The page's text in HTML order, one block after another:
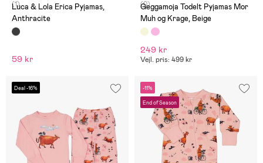
(1)
Luca & Lola Erica Pyjamas,
Anthracite
59 kr
(0)
Geggamoja Todelt Pyjamas Mor
Muh og Krage, Beige
249 kr
Vejl. pris: 499 kr
Deal -16% -11%
End of Season